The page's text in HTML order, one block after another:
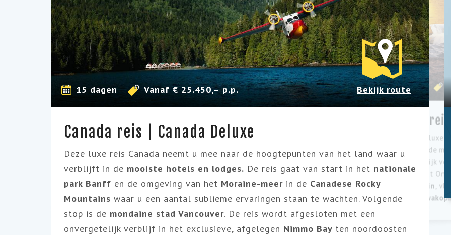
15 dagen Vanaf € 25.450,– p.p. Bekijk route
Canada reis | Canada Deluxe
Deze luxe reis Canada neemt u mee naar de hoogtepunten van het land waar u
verblijft in de mooiste hotels en lodges. De reis gaat van start in het nationale
park Banff en de omgeving van het Moraine-meer in de Canadese Rocky
Mountains waar u een aantal sublieme ervaringen staan te wachten. Volgende
stop is de mondaine stad Vancouver. De reis wordt afgesloten met een
onvergetelijk verblijf in het exclusieve, afgelegen Nimmo Bay ten noordoosten
19 dagen
Namibië
Tijdens deze luxe
verblijft u in de
van een heerlijk
Andersson's at
Twyfelfontein ,
kustplaats